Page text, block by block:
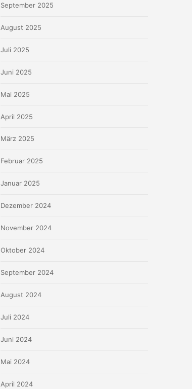
September 2025
August 2025
Juli 2025
Juni 2025
Mai 2025
April 2025
März 2025
Februar 2025
Januar 2025
Dezember 2024
November 2024
Oktober 2024
September 2024
August 2024
Juli 2024
Juni 2024
Mai 2024
April 2024